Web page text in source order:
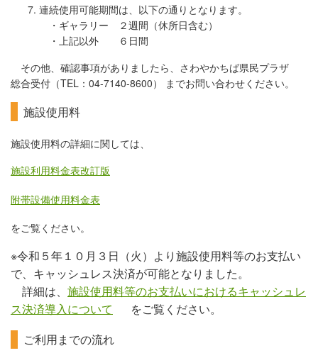
連続使用可能期間は、以下の通りとなります。
・ギャラリー ２週間（休所日含む）
・上記以外 ６日間
その他、確認事項がありましたら、さわやかちば県民プラザ
総合受付（TEL：04-7140-8600） までお問い合わせください。
施設使用料
施設使用料の詳細に関しては、
施設利用料金表改訂版
附帯設備使用料金表
をご覧ください。
※令和５年１０月３日（火）より施設使用料等のお支払い
で、キャッシュレス決済が可能となりました。
詳細は、 施設使用料等のお支払いにおけるキャッシュレ
ス決済導入について
をご覧ください。
ご利用までの流れ